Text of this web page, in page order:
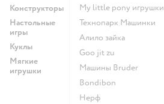
Конструкторы
Настольные
игры
Куклы
Мягкие
игрушки
my little pony игрушки
Технопарк Машинки
Алило зайка
Goo jit zu
Машины Bruder
Bondibon
Нерф